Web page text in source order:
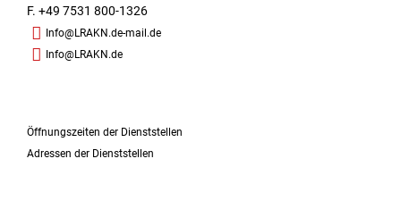
F. +49 7531 800-1326
Info@LRAKN.de-mail.de
Info@LRAKN.de
Öffnungszeiten der Dienststellen
Adressen der Dienststellen